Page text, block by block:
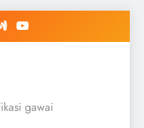
gawai